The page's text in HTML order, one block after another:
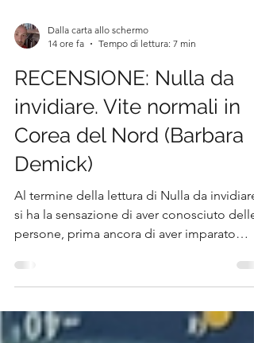
Dalla carta allo schermo
RECENSIONE: Nulla da
invidiare. Vite normali in
Corea del Nord (Barbara
Demick)
si ha la sensazione di aver conosciuto delle
persone, prima ancora di aver imparato
probabilmente questo il più grande merito